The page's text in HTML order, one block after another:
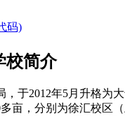
码)
校简介
，于2012年5月升格
亩，分别为徐汇校